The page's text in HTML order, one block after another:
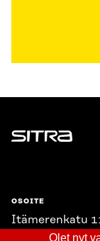
Sitra
OSOITE
Itämerenkatu
00181 Helsinki
Olet nyt